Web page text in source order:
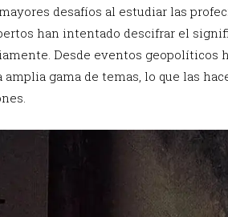
desafíos al estudiar las
han intentado descifrar el
Desde eventos geopolíticos
amplia gama de temas, lo que las